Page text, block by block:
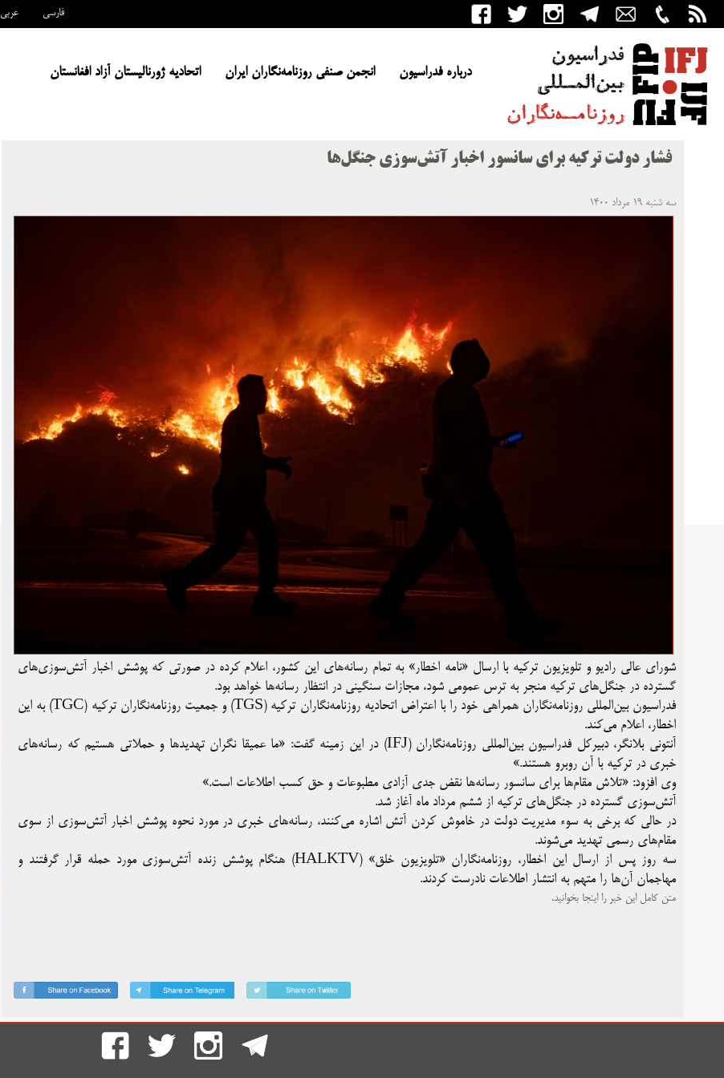
عربی فارسی
درباره فدراسیون انجمن صنفی روزنامه‌نگاران ایران اتحادیه ژورنالیستان آزاد افغانستان
فشار دولت ترکیه برای سانسور اخبار آتش‌سوزی جنگل‌ها
سه شنبه ۱۹ مرداد ۱۴۰۰
شورای عالی رادیو و تلویزیون ترکیه با ارسال «نامه اخطار» به تمام رسانه‌های این کشور، اعلام کرده در صورتی که پوشش اخبار آتش‌سوزی‌های
گسترده در جنگل‌های ترکیه منجر به ترس عمومی شود، مجازات سنگینی در انتظار رسانه‌ها خواهد بود.
فدراسیون بین‌المللی روزنامه‌نگاران همراهی خود را با اعتراض اتحادیه روزنامه‌نگاران ترکیه (TGS) و جمعیت روزنامه‌نگاران ترکیه (TGC) به این
اخطار، اعلام می‌کند.
آنتونی بلانگر، دبیرکل فدراسیون بین‌المللی روزنامه‌نگاران (IFJ) در این زمینه گفت: «ما عمیقا نگران تهدیدها و حملاتی هستیم که رسانه‌های
خبری در ترکیه با آن روبرو هستند.»
وی افزود: «تلاش مقام‌ها برای سانسور رسانه‌ها نقض جدی آزادی مطبوعات و حق کسب اطلاعات است.»
آتش‌سوزی گسترده در جنگل‌های ترکیه از ششم مرداد ماه آغاز شد.
در حالی که برخی به سوء مدیریت دولت در خاموش کردن آتش اشاره می‌کنند، رسانه‌های خبری در مورد نحوه پوشش اخبار آتش‌سوزی از سوی
مقام‌های رسمی تهدید ‌می‌شوند.
سه روز پس از ارسال این اخطار، روزنامه‌نگاران «تلویزیون خلق» (HALKTV) هنگام پوشش زنده آتش‌سوزی مورد حمله قرار گرفتند و
مهاجمان آن‌ها را متهم به انتشار اطلاعات نادرست کردند.
متن کامل این خبر را اینجا بخوانید.